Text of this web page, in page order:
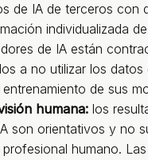
de IA de terceros con
individualizada
de IA están
a no utilizar los datos
de sus
humana: los
son orientativos y no
humano.